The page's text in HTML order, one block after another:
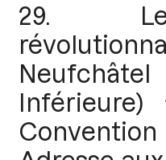
29.